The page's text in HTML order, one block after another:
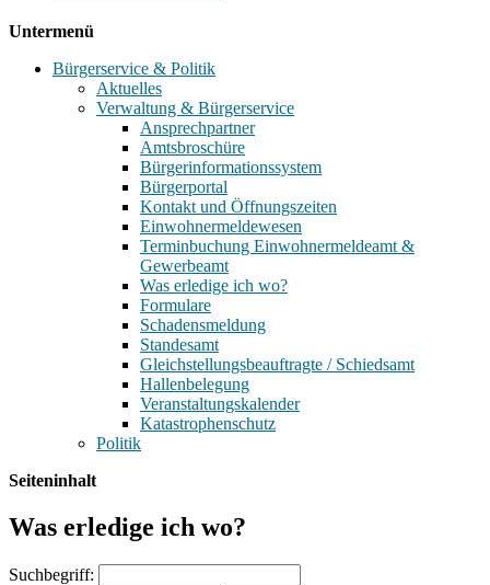
Untermenü
Bürgerservice & Politik
Aktuelles
Verwaltung & Bürgerservice
Ansprechpartner
Amtsbroschüre
Bürgerinformationssystem
Bürgerportal
Kontakt und Öffnungszeiten
Einwohnermeldewesen
Terminbuchung Einwohnermeldeamt &
Gewerbeamt
Was erledige ich wo?
Formulare
Schadensmeldung
Standesamt
Gleichstellungsbeauftragte / Schiedsamt
Hallenbelegung
Veranstaltungskalender
Katastrophenschutz
Politik
Seiteninhalt
Was erledige ich wo?
Suchbegriff: